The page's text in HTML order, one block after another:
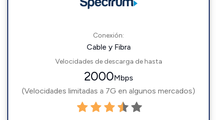
Conexión:
Cable y Fibra
Velocidades de descarga de hasta
2000Mbps
(Velocidades limitadas a 7G en algunos mercados)